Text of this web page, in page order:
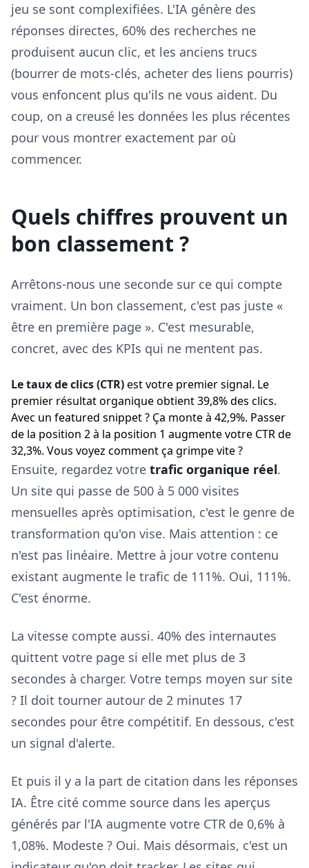
jeu se sont complexifiées. L'IA génère des
réponses directes, 60% des recherches ne
produisent aucun clic, et les anciens trucs
(bourrer de mots-clés, acheter des liens pourris)
vous enfoncent plus qu'ils ne vous aident. Du
coup, on a creusé les données les plus récentes
pour vous montrer exactement par où
commencer.
Quels chiffres prouvent un
bon classement ?
Arrêtons-nous une seconde sur ce qui compte
vraiment. Un bon classement, c'est pas juste «
être en première page ». C'est mesurable,
concret, avec des KPIs qui ne mentent pas.
Le taux de clics (CTR)est votre premier signal. Le
premier résultat organique obtient 39,8% des clics.
Avec un featured snippet ? Ça monte à 42,9%. Passer
de la position 2 à la position 1 augmente votre CTR de
32,3%. Vous voyez comment ça grimpe vite ?
Ensuite, regardez votre trafic organique réel.
Un site qui passe de 500 à 5 000 visites
mensuelles après optimisation, c'est le genre de
transformation qu'on vise. Mais attention : ce
n'est pas linéaire. Mettre à jour votre contenu
existant augmente le trafic de 111%. Oui, 111%.
C'est énorme.
La vitesse compte aussi. 40% des internautes
quittent votre page si elle met plus de 3
secondes à charger. Votre temps moyen sur site
? Il doit tourner autour de 2 minutes 17
secondes pour être compétitif. En dessous, c'est
un signal d'alerte.
Et puis il y a la part de citation dans les réponses
IA. Être cité comme source dans les aperçus
générés par l'IA augmente votre CTR de 0,6% à
1,08%. Modeste ? Oui. Mais désormais, c'est un